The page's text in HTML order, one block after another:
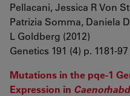
Pellacani, Jessica R Von
Patrizia Somma, Daniela
L Goldberg (2012)
Genetics 191 (4) p. 1181-97
Mutations in the pqe-1
Expression in